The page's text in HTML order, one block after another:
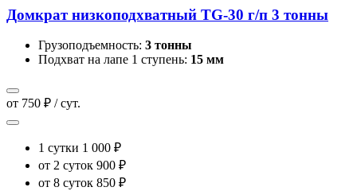
Домкрат низкоподхватный TG-30 г/п 3 тонны
Грузоподъемность: 3 тонны
Подхват на лапе 1 ступень: 15 мм
от 750 ₽ / сут.
1 сутки 1 000 ₽
от 2 суток 900 ₽
от 8 суток 850 ₽